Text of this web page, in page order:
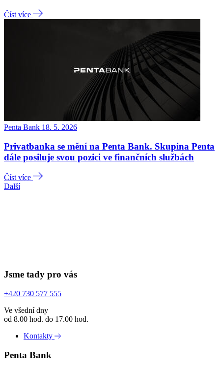
Číst více
Penta Bank 18. 5. 2026
Privatbanka se mění na Penta Bank. Skupina Penta
dále posiluje svou pozici ve finančních službách
Číst více
Další
Jsme tady pro vás
+420 730 577 555
Ve všední dny
od 8.00 hod. do 17.00 hod.
Kontakty
Penta Bank